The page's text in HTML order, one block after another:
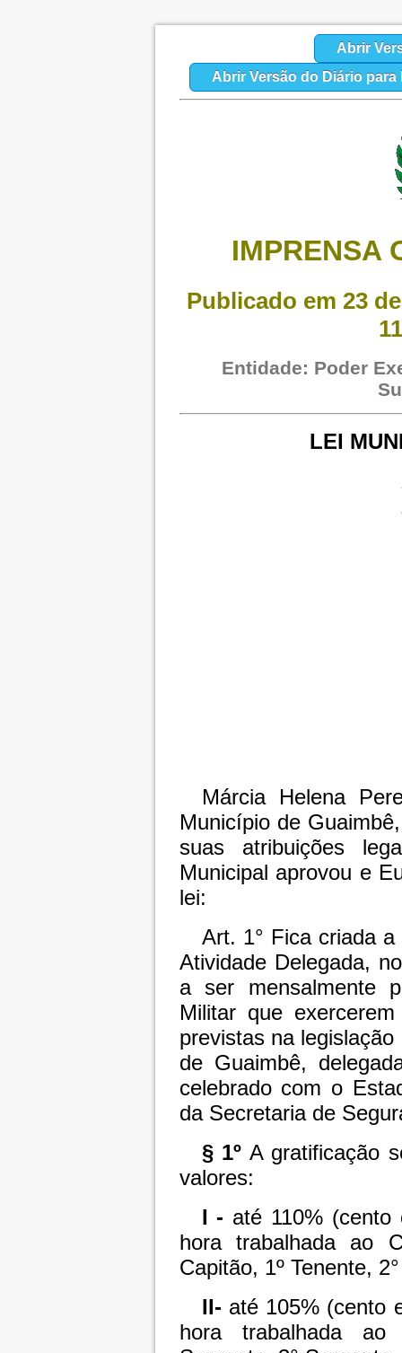
Abrir
Abrir Versão do Diário para
IMPRENSA
Publicado em 23
Entidade: Poder
LEI
Márcia Helena
Município de
suas atribuições
Municipal aprovou e
lei:
Art. 1° Fica criada
Atividade Delegada,
a ser mensalmente
Militar que
previstas na
de Guaimbê,
celebrado com o
da Secretaria de
§ 1º A gratificação
valores:
I - até 110%
hora trabalhada ao
Capitão, 1º Tenente,
II- até 105% (cento
hora trabalhada ao